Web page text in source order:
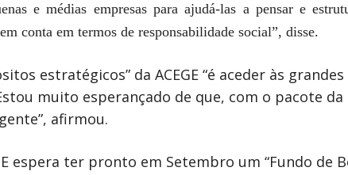
e médias empresas para ajudá-las a pensar e
conta em termos de responsabilidade social”, disse.
estratégicos” da ACEGE “é aceder às
muito esperançado de que, com o pacote
afirmou.
espera ter pronto em Setembro um “Fundo de